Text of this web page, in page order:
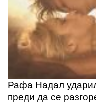
Рафа Надал
преди да се